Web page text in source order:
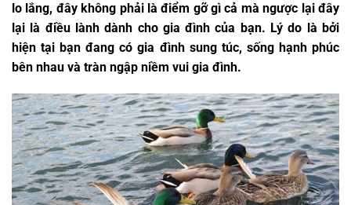
lo lắng, đây không phải là điểm gỡ gì cả mà ngược lại đây
lại là điều lành dành cho gia đình của bạn. Lý do là bởi
hiện tại bạn đang có gia đình sung túc, sống hạnh phúc
bên nhau và tràn ngập niềm vui gia đình.